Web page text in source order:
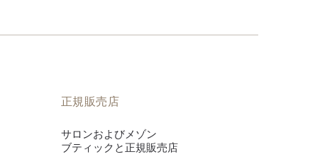
正規販売店
サロンおよびメゾン
ブティックと正規販売店